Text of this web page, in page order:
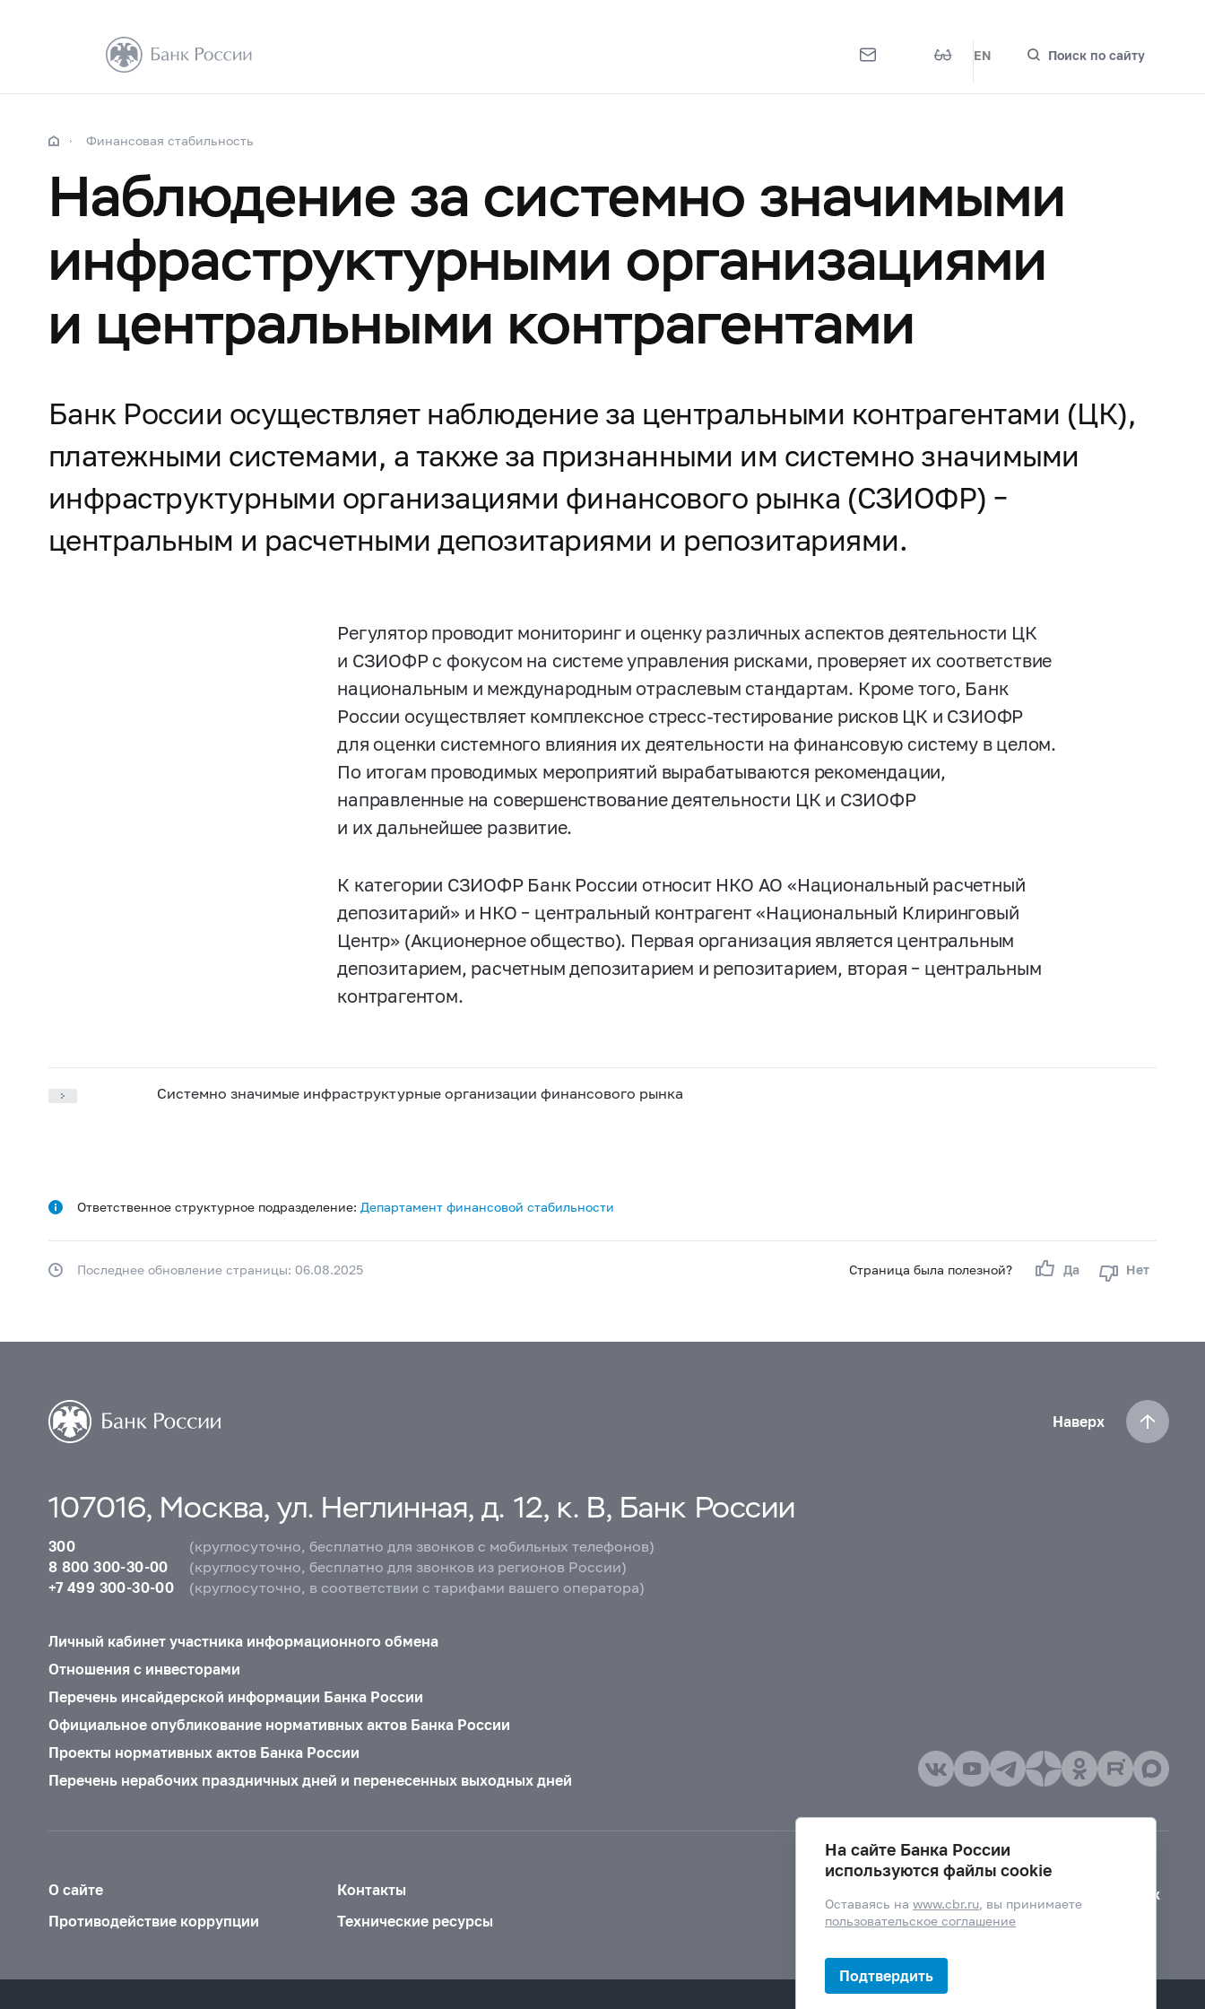
EN Поиск по сайту
Финансовая стабильность
Наблюдение за системно значимыми
инфраструктурными организациями
и центральными контрагентами
Банк России осуществляет наблюдение за центральными контрагентами (ЦК),
платежными системами, а также за признанными им системно значимыми
инфраструктурными организациями финансового рынка (СЗИОФР) –
центральным и расчетными депозитариями и репозитариями.
Регулятор проводит мониторинг и оценку различных аспектов деятельности ЦК
и СЗИОФР с фокусом на системе управления рисками, проверяет их соответствие
национальным и международным отраслевым стандартам. Кроме того, Банк
России осуществляет комплексное стресс-тестирование рисков ЦК и СЗИОФР
для оценки системного влияния их деятельности на финансовую систему в целом.
По итогам проводимых мероприятий вырабатываются рекомендации,
направленные на совершенствование деятельности ЦК и СЗИОФР
и их дальнейшее развитие.
К категории СЗИОФР Банк России относит НКО АО «Национальный расчетный
депозитарий» и НКО – центральный контрагент «Национальный Клиринговый
Центр» (Акционерное общество). Первая организация является центральным
депозитарием, расчетным депозитарием и репозитарием, вторая – центральным
контрагентом.
Системно значимые инфраструктурные организации финансового рынка
Ответственное структурное подразделение: Департамент финансовой стабильности
Страница была полезной? Да Нет
Последнее обновление страницы: 06.08.2025
Наверх
107016, Москва, ул. Неглинная, д. 12, к. В, Банк России
300
(круглосуточно, бесплатно для звонков с мобильных телефонов)
8 800 300-30-00
(круглосуточно, бесплатно для звонков из регионов России)
+7 499 300-30-00
(круглосуточно, в соответствии с тарифами вашего оператора)
Личный кабинет участника информационного обмена
Отношения с инвесторами
Перечень инсайдерской информации Банка России
Официальное опубликование нормативных актов Банка России
Проекты нормативных актов Банка России
Перечень нерабочих праздничных дней и перенесенных выходных дней
О сайте
Контакты
Противодействие коррупции
Технические ресурсы
Версия для слабовидящих
На сайте Банка России
используются файлы cookie
Оставаясь наwww.cbr.ru, вы принимаете
пользовательское соглашение
Подтвердить